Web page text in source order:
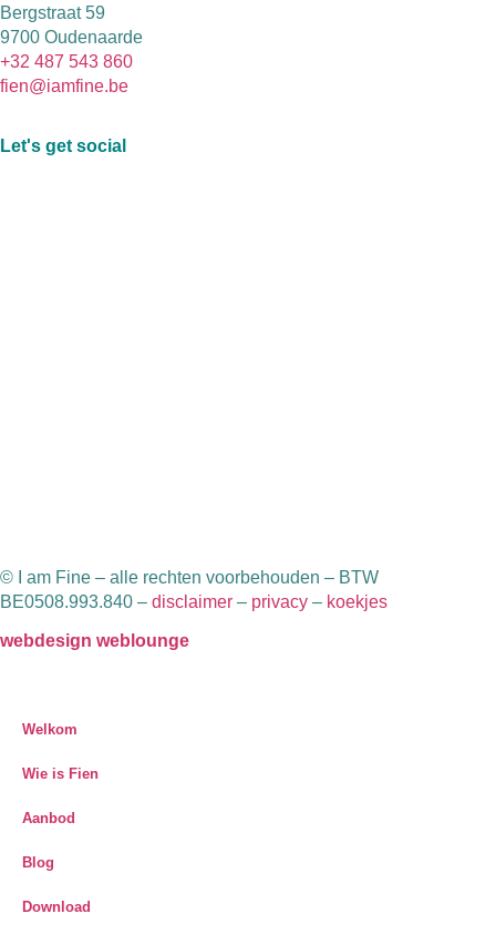
Bergstraat 59
9700 Oudenaarde
+32 487 543 860
fien@iamfine.be
Let's get social
© I am Fine – alle rechten voorbehouden – BTW
BE0508.993.840 – disclaimer – privacy – koekjes
webdesign weblounge
Welkom
Wie is Fien
Aanbod
Blog
Download